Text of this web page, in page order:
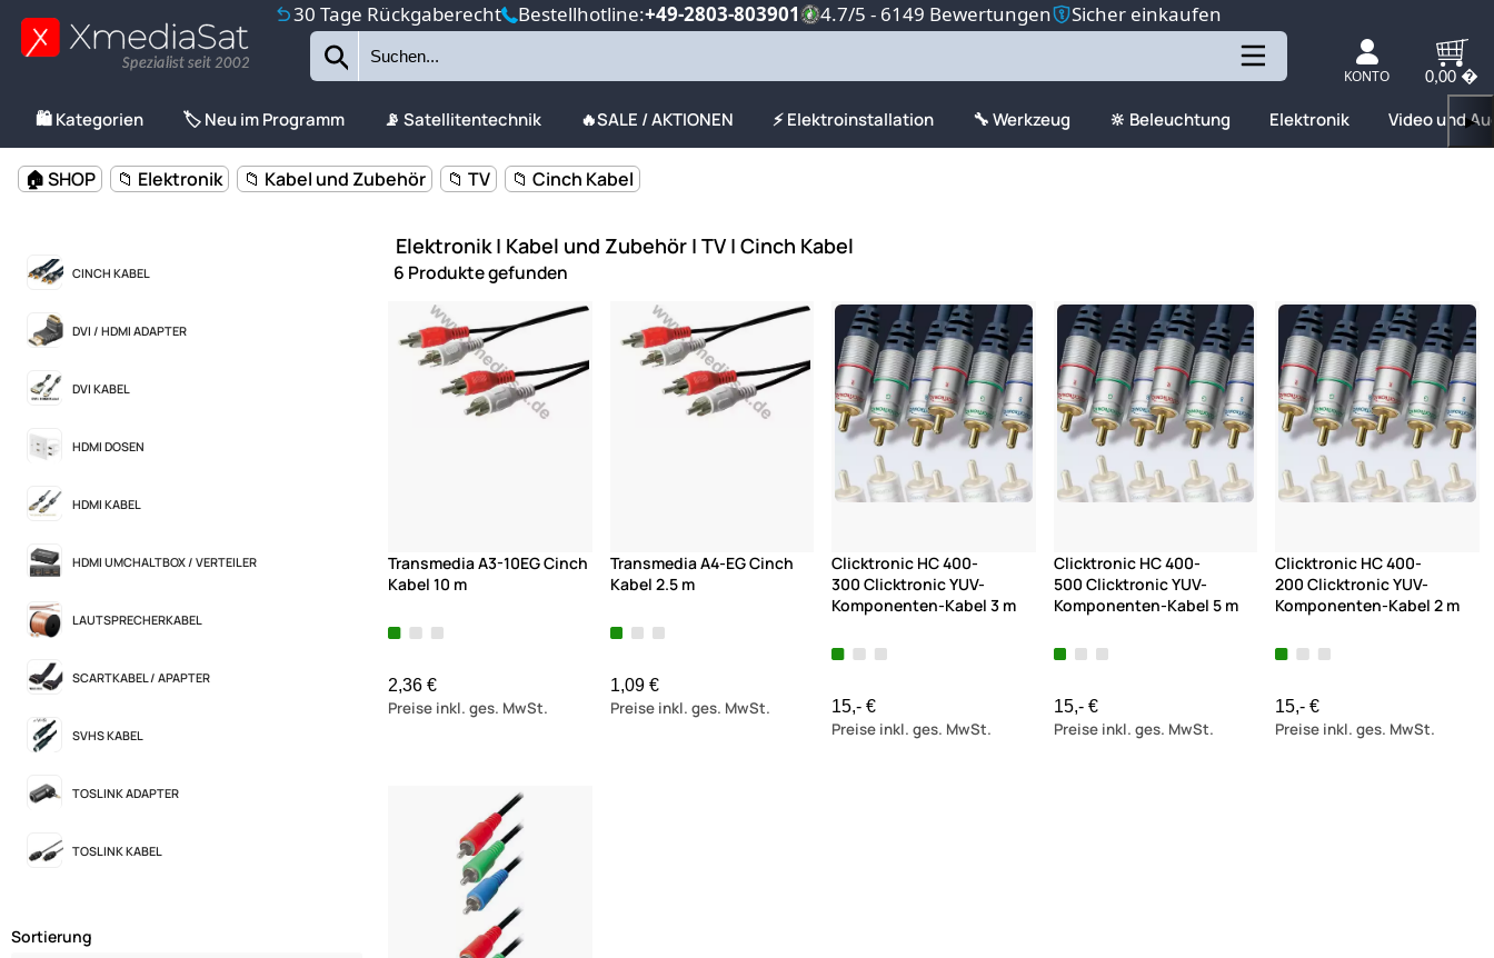
30 Tage Rückgaberecht Bestellhotline:+49-2803-803901 4.7/5 - 6149 Bewertungen Sicher einkaufen
Spezialist seit 2002
KONTO 0,00 �
🛍️ Kategorien 🏷️ Neu im Programm 📡 Satellitentechnik 🔥SALE / AKTIONEN ⚡ Elektroinstallation 🔧 Werkzeug 🔆 Beleuchtung Elektronik Video und▶
🏠 SHOP 📁 Elektronik 📁 Kabel und Zubehör 📁 TV 📁 Cinch Kabel
CINCH KABEL
DVI / HDMI ADAPTER
DVI KABEL
HDMI DOSEN
HDMI KABEL
HDMI UMCHALTBOX / VERTEILER
LAUTSPRECHERKABEL
SCARTKABEL / APAPTER
SVHS KABEL
TOSLINK ADAPTER
TOSLINK KABEL
Sortierung
Elektronik | Kabel und Zubehör | TV | Cinch Kabel
6 Produkte gefunden
Transmedia A3-10EG Cinch
Kabel 10 m
2,36 €
Preise inkl. ges. MwSt.
Transmedia A4-EG Cinch
Kabel 2.5 m
1,09 €
Preise inkl. ges. MwSt.
Clicktronic HC 400-
300 Clicktronic YUV-
Komponenten-Kabel 3 m
15,- €
Preise inkl. ges. MwSt.
Clicktronic HC 400-
500 Clicktronic YUV-
Komponenten-Kabel 5 m
15,- €
Preise inkl. ges. MwSt.
Clicktronic HC 400-
200 Clicktronic YUV-
Komponenten-Kabel 2 m
15,- €
Preise inkl. ges. MwSt.